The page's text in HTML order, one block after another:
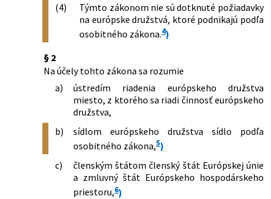
(4)
Týmto zákonom nie sú dotknuté požiadavky
na európske družstvá, ktoré podnikajú podľa
osobitného zákona.4)
§ 2
Na účely tohto zákona sa rozumie
a)
ústredím riadenia európskeho družstva
miesto, z ktorého sa riadi činnosť európskeho
družstva,
b)
sídlom európskeho družstva sídlo podľa
osobitného zákona,5)
c)
členským štátom členský štát Európskej únie
a zmluvný štát Európskeho hospodárskeho
priestoru,6)